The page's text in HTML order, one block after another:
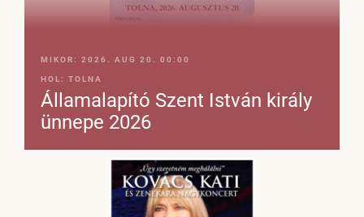
MIKOR: 2026. AUG 20. 00:00
HOL: TOLNA
Államalapító Szent István király
ünnepe 2026